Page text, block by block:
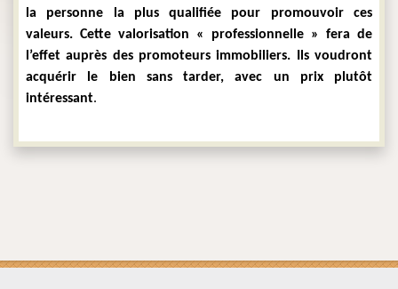
la personne la plus qualifiée pour promouvoir ces
valeurs. Cette valorisation « professionnelle » fera de
l’effet auprès des promoteurs immobiliers. Ils voudront
acquérir le bien sans tarder, avec un prix plutôt
intéressant.